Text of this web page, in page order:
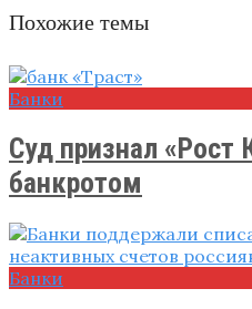
Похожие темы
Банки
Суд признал «Рост
банкротом
Банки